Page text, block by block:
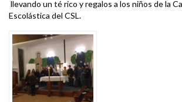
llevando un té rico y regalos a los niños de la
Escolástica del CSL.